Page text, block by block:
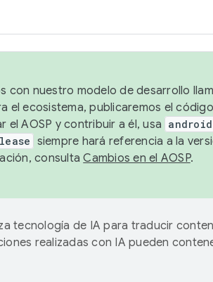
con nuestro modelo de desarrollo
el ecosistema, publicaremos el
el AOSP y contribuir a él, usa
siempre hará referencia a la
consultaCambios en el AOSP.
tecnología de IA para traducir
realizadas con IA pueden